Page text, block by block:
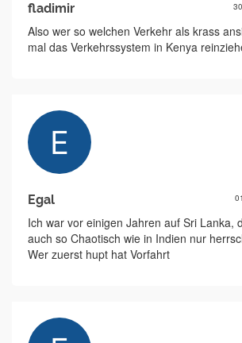
fladimir
Also wer so welchen Verkehr als krass
mal das Verkehrssystem in Kenya
Egal
Ich war vor einigen Jahren auf Sri Lanka,
auch so Chaotisch wie in Indien nur
Wer zuerst hupt hat Vorfahrt